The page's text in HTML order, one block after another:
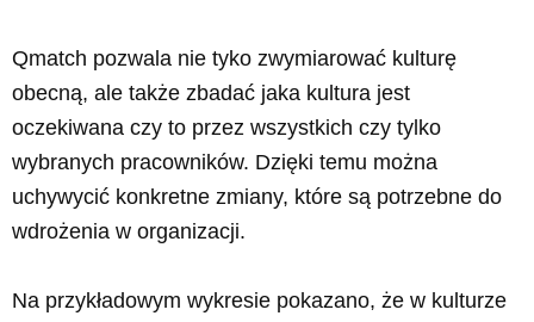
Qmatch pozwala nie tyko zwymiarować kulturę
obecną, ale także zbadać jaka kultura jest
oczekiwana czy to przez wszystkich czy tylko
wybranych pracowników. Dzięki temu można
uchywycić konkretne zmiany, które są potrzebne do
wdrożenia w organizacji.
Na przykładowym wykresie pokazano, że w kulturze